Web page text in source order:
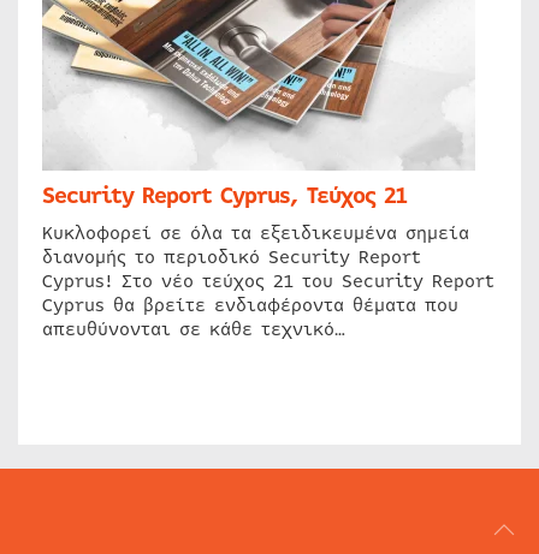
Security Report Cyprus, Τεύχος 21
Κυκλοφορεί σε όλα τα εξειδικευμένα σημεία
διανομής το περιοδικό Security Report
Cyprus! Στο νέο τεύχος 21 του Security Report
Cyprus θα βρείτε ενδιαφέροντα θέματα που
απευθύνονται σε κάθε τεχνικό…